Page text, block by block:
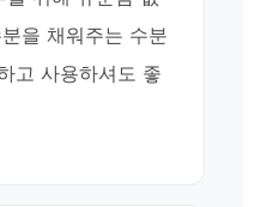
을 채워주는 수분
고 사용하셔도 좋